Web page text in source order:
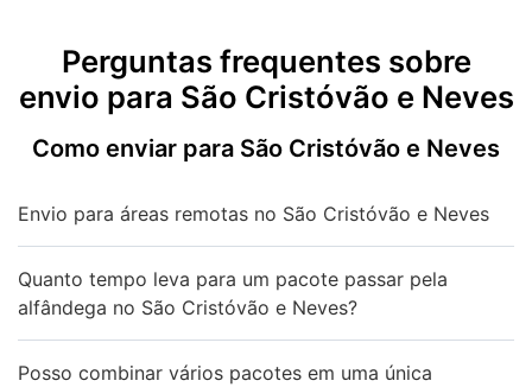
Perguntas frequentes sobre
envio para São Cristóvão e Neves
Como enviar para São Cristóvão e Neves
Envio para áreas remotas no São Cristóvão e Neves
Quanto tempo leva para um pacote passar pela
alfândega no São Cristóvão e Neves?
Posso combinar vários pacotes em uma única